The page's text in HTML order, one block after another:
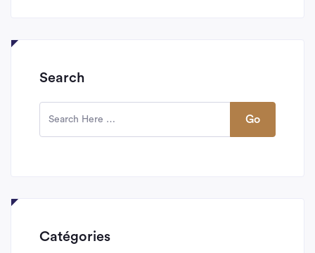
Search
Go
Catégories